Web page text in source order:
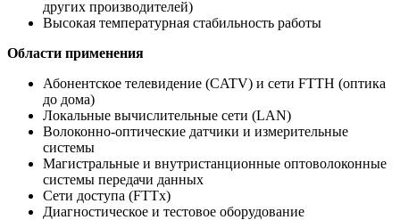
других производителей)
Высокая температурная стабильность работы
Области применения
Абонентское телевидение (CATV) и сети FTTH (оптика
до дома)
Локальные вычислительные сети (LAN)
Волоконно-оптические датчики и измерительные
системы
Магистральные и внутристанционные оптоволоконные
системы передачи данных
Сети доступа (FTTx)
Диагностическое и тестовое оборудование